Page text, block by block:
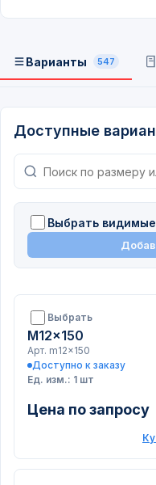
Варианты 547
Доступные
Выбрать видимые
Выбрать
M12x150
Арт. m12x150
Доступно к заказу
Ед. изм.: 1 шт
Цена по запросу